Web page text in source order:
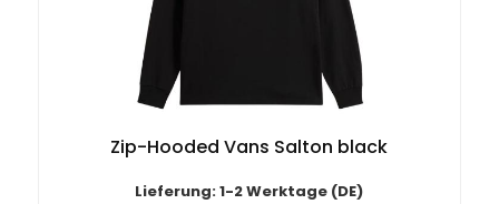
Zip-Hooded Vans Salton black
Lieferung: 1-2 Werktage (DE)